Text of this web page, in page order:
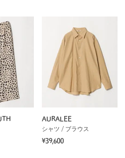
AURALEE
シャツ / ブラウス
¥39,600